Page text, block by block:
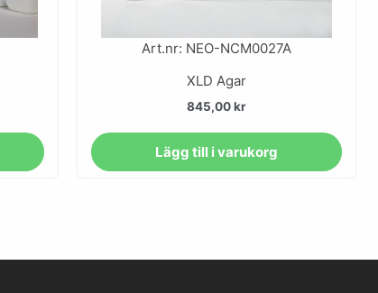
Art.nr: NEO-NCM0027A
XLD Agar
845,00kr
Lägg till i varukorg